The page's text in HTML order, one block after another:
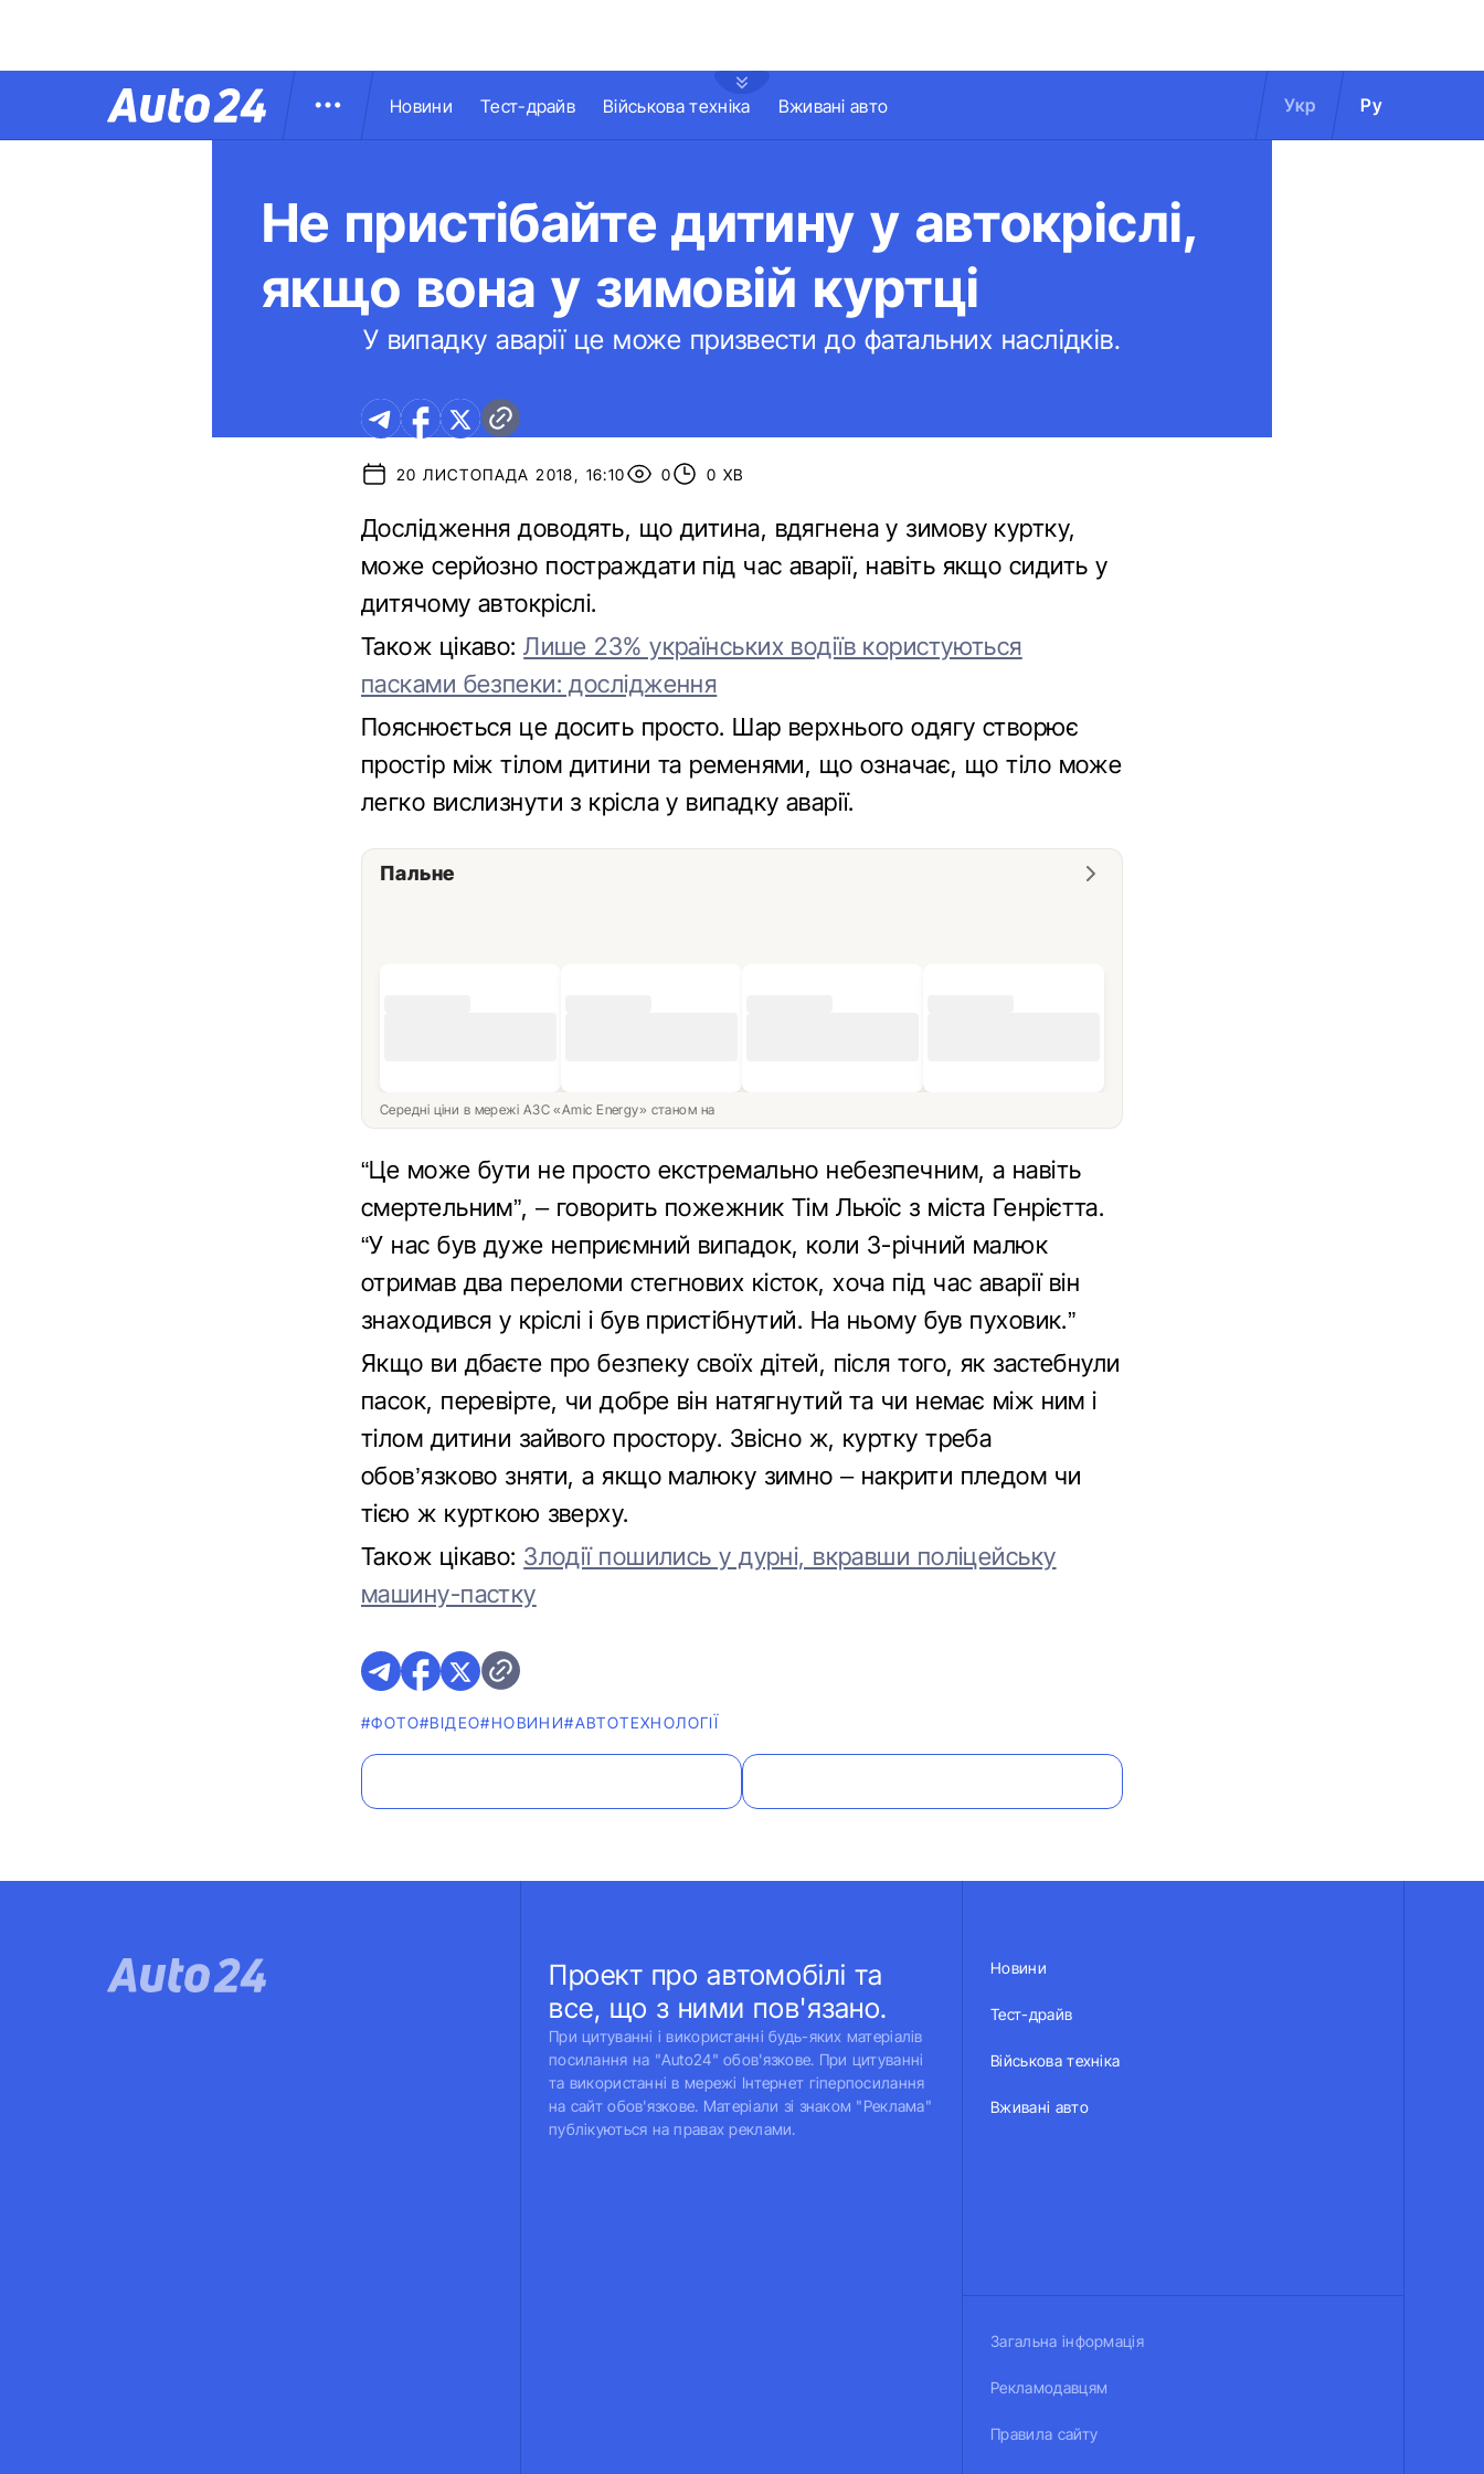
Новини Тест-драйв Військова техніка Вживані авто Укр Ру
Не пристібайте дитину у автокріслі,
якщо вона у зимовій куртці
У випадку аварії це може призвести до фатальних наслідків.
20 ЛИСТОПАДА 2018, 16:10 0 0 ХВ
Дослідження доводять, що дитина, вдягнена у зимову куртку,
може серйозно постраждати під час аварії, навіть якщо сидить у
дитячому автокріслі.
Також цікаво:Лише 23% українських водіїв користуються
пасками безпеки: дослідження
Пояснюється це досить просто. Шар верхнього одягу створює
простір між тілом дитини та ременями, що означає, що тіло може
легко вислизнути з крісла у випадку аварії.
Пальне
Середні ціни в мережі АЗС «Amic Energy» станом на
“Це може бути не просто екстремально небезпечним, а навіть
смертельним”, – говорить пожежник Тім Льюїс з міста Генрієтта.
“У нас був дуже неприємний випадок, коли 3-річний малюк
отримав два переломи стегнових кісток, хоча під час аварії він
знаходився у кріслі і був пристібнутий. На ньому був пуховик.”
Якщо ви дбаєте про безпеку своїх дітей, після того, як застебнули
пасок, перевірте, чи добре він натягнутий та чи немає між ним і
тілом дитини зайвого простору. Звісно ж, куртку треба
обов’язково зняти, а якщо малюку зимно – накрити пледом чи
тією ж курткою зверху.
Також цікаво: Злодії пошились у дурні, вкравши поліцейську
машину-пастку
#ФОТО#ВІДЕО#НОВИНИ#АВТОТЕХНОЛОГІЇ
Проект про автомобілі та
все, що з ними пов'язано.
При цитуванні і використанні будь-яких матеріалів
посилання на "Auto24" обов'язкове. При цитуванні
та використанні в мережі Інтернет гіперпосилання
на сайт обов'язкове. Матеріали зі знаком "Реклама"
публікуються на правах реклами.
Новини
Тест-драйв
Військова техніка
Вживані авто
Загальна інформація
Рекламодавцям
Правила сайту